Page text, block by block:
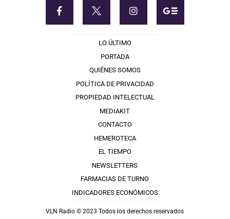
LO ÚLTIMO
PORTADA
QUIÉNES SOMOS
POLÍTICA DE PRIVACIDAD
PROPIEDAD INTELECTUAL
MEDIAKIT
CONTACTO
HEMEROTECA
EL TIEMPO
NEWSLETTERS
FARMACIAS DE TURNO
INDICADORES ECONÓMICOS
VLN Radio © 2023 Todos los derechos reservados